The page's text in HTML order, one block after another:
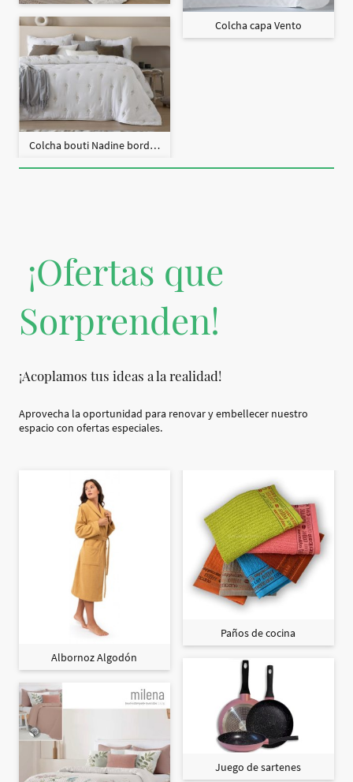
Colcha bouti Nadine bordado + fundas cojín
Colcha capa Vento
¡Ofertas que
Sorprenden!
¡Acoplamos tus ideas a la realidad!
Aprovecha la oportunidad para renovar y embellecer nuestro
espacio con ofertas especiales.
Albornoz Algodón
Paños de cocina
Juego de sartenes